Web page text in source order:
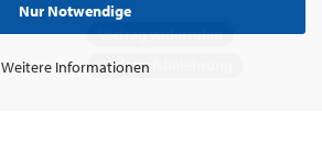
Nur Notwendige
Weitere Informationen
Vertrag widerrufen
Widerrufsbelehrung